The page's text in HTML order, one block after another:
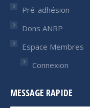
Pré-adhésion
Dons ANRP
Espace Membres
Connexion
MESSAGE RAPIDE